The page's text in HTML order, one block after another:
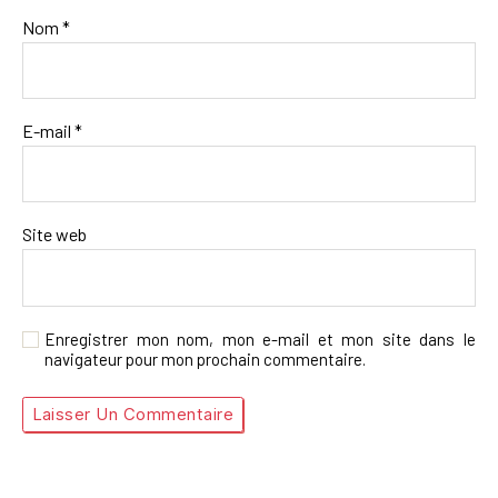
Nom *
E-mail *
Site web
Enregistrer mon nom, mon e-mail et mon site dans le
navigateur pour mon prochain commentaire.